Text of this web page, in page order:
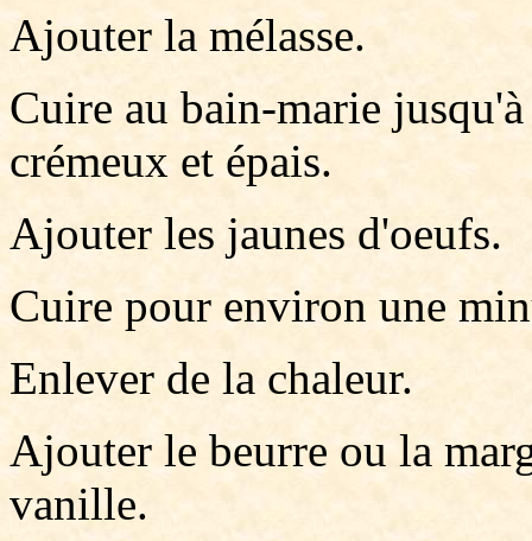
Ajouter la mélasse.
Cuire au bain-marie
crémeux et épais.
Ajouter les jaunes d'oeufs.
Cuire pour environ une
Enlever de la chaleur.
Ajouter le beurre ou la
vanille.